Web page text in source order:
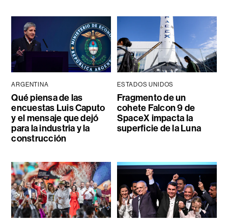
ARGENTINA
Qué piensa de las
encuestas Luis Caputo
y el mensaje que dejó
para la industria y la
construcción
ESTADOS UNIDOS
Fragmento de un
cohete Falcon 9 de
SpaceX impacta la
superficie de la Luna